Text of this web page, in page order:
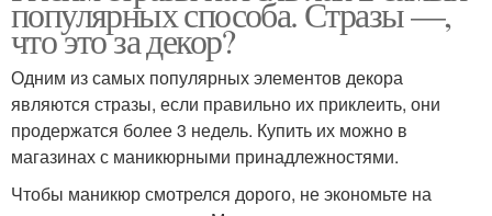
популярных способа. Стразы —,
что это за декор?
Одним из самых популярных элементов декора
являются стразы, если правильно их приклеить, они
продержатся более 3 недель. Купить их можно в
магазинах с маникюрными принадлежностями.
Чтобы маникюр смотрелся дорого, не экономьте на